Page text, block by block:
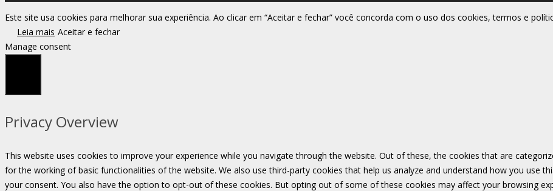
Este site usa cookies para melhorar sua experiência. Ao clicar em “Aceitar e fechar” você concorda com o uso dos cookies, termos e
Leia mais Aceitar e fechar
Manage consent
Privacy Overview
This website uses cookies to improve your experience while you navigate through the website. Out of these, the cookies that are
for the working of basic functionalities of the website. We also use third-party cookies that help us analyze and understand how you use
your consent. You also have the option to opt-out of these cookies. But opting out of some of these cookies may affect your browsing